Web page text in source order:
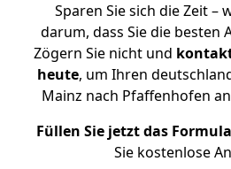
Sparen Sie sich die Zeit –
darum, dass Sie die besten
Zögern Sie nicht und
heute, um Ihren
Mainz nach Pfaffenhofen
Füllen Sie jetzt das
Sie kostenlose